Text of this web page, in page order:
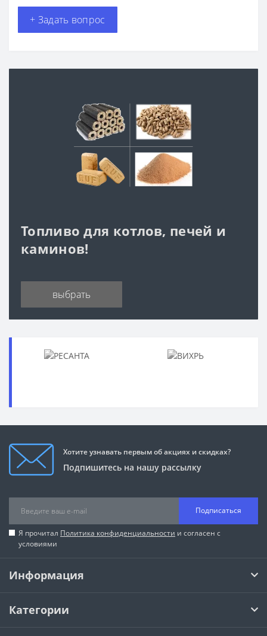
+ Задать вопрос
Топливо для котлов, печей и
каминов!
выбрать
Хотите узнавать первым об акциях и скидках?
Подпишитесь на нашу рассылку
Подписаться
Я прочитал Политика конфиденциальности и согласен с
условиями
Информация
Категории